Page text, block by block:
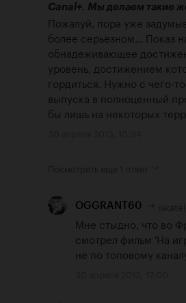
Canal+. Мы делаем такие
Пожалуй, пора уже
более серьезном... Показ
обнадеживающее
уровень, достижением
гордиться. Нужно с чего-
выпуска в полноценный
бы лишь на некоторых
OGGRANT60
Мне стыдно, что во
смотрел фильм 'На
не по топовому